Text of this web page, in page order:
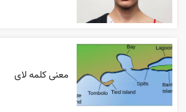
معنی کلمه لای